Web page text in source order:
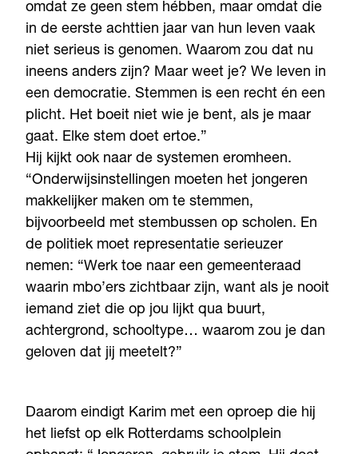
omdat ze geen stem hébben, maar omdat die
in de eerste achttien jaar van hun leven vaak
niet serieus is genomen. Waarom zou dat nu
ineens anders zijn? Maar weet je? We leven in
een democratie. Stemmen is een recht én een
plicht. Het boeit niet wie je bent, als je maar
gaat. Elke stem doet ertoe.”
Hij kijkt ook naar de systemen eromheen.
“Onderwijsinstellingen moeten het jongeren
makkelijker maken om te stemmen,
bijvoorbeeld met stembussen op scholen. En
de politiek moet representatie serieuzer
nemen: “Werk toe naar een gemeenteraad
waarin mbo’ers zichtbaar zijn, want als je nooit
iemand ziet die op jou lijkt qua buurt,
achtergrond, schooltype… waarom zou je dan
geloven dat jij meetelt?”
Daarom eindigt Karim met een oproep die hij
het liefst op elk Rotterdams schoolplein